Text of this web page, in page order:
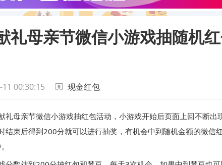
礼母亲节微信小游戏抽随机
00:30:15 现金红包
礼母亲节微信小游戏抽红包活动，小游戏开始后页面上回不断出
结束后得到200分就可以进行抽奖，有机会中到随机金额的微信